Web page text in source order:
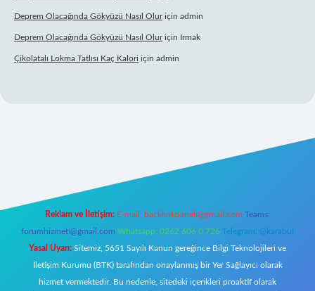
Deprem Olacağında Gökyüzü Nasıl Oluriçin admin
Deprem Olacağında Gökyüzü Nasıl Oluriçin Irmak
Çikolatalı Lokma Tatlısı Kaç Kalori için admin
Reklam ve İletişim: E-mail: backlinkpaneli@gmail.com Teams:
forumhizmeti@gmail.com Whatsapp: 0262 606 0 726 Telegram: @karabul
Yasal Uyarı: Sitemiz, 5651 Sayılı Kanun gereğince Bilgi Teknolojileri ve
İletişim Kurumu (BTK) tarafından onaylanmış bir Yer Sağlayıcı olarak
hizmet vermektedir. Bu nedenle, sitedeki içerikleri proaktif olarak